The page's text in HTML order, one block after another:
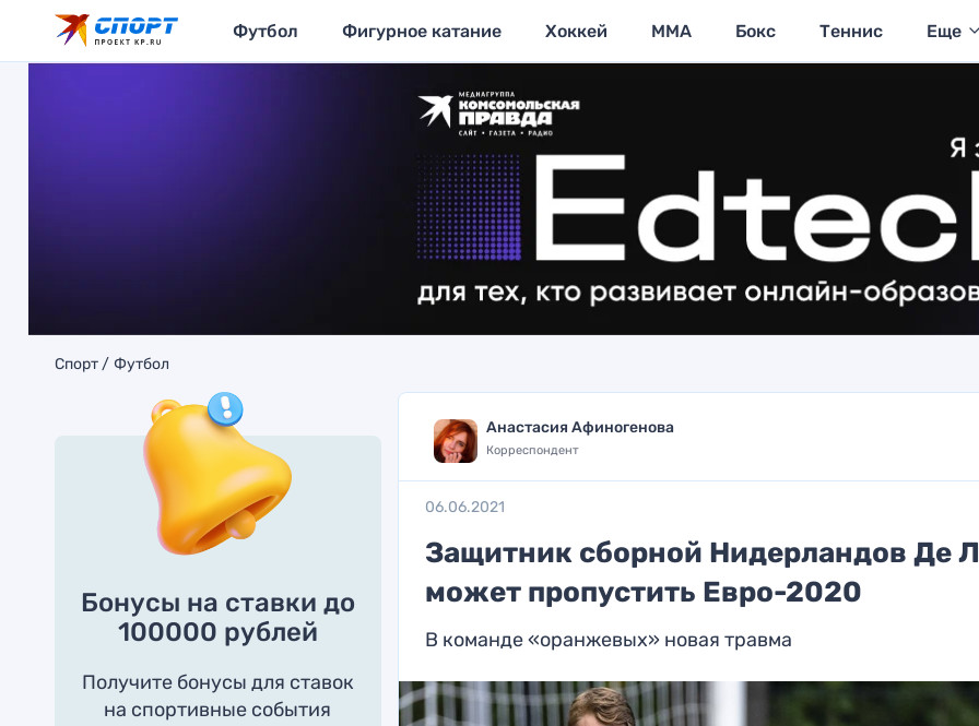
Футбол Фигурное катание Хоккей MMA Бокс Теннис Еще
Спорт Футбол
Бонусы на ставки до
100000 рублей
Получите бонусы для ставок
на спортивные события
Анастасия Афиногенова
Корреспондент
06.06.2021
Защитник сборной Нидерландов Де
может пропустить Евро-2020
В команде «оранжевых» новая травма